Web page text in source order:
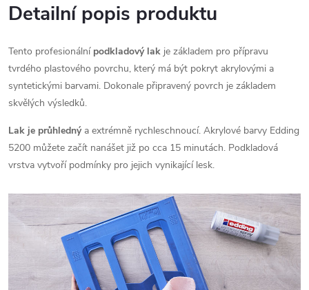
Detailní popis produktu
Tento profesionální podkladový lak je základem pro přípravu
tvrdého plastového povrchu, který má být pokryt akrylovými a
syntetickými barvami. Dokonale připravený povrch je základem
skvělých výsledků.
Lak je průhlednýa extrémně rychleschnoucí. Akrylové barvy Edding
5200 můžete začít nanášet již po cca 15 minutách. Podkladová
vrstva vytvoří podmínky pro jejich vynikající lesk.